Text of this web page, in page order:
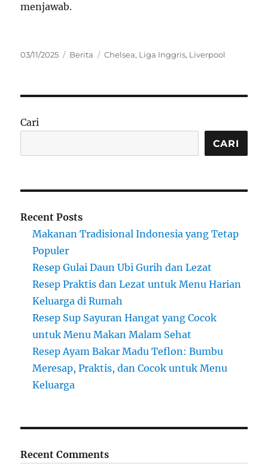
menjawab.
Posted
03/11/2025 Categories
Berita Tags
Chelsea, Liga Inggris, Liverpool
Cari
CARI
Recent Posts
Makanan Tradisional Indonesia yang Tetap
Populer
Resep Gulai Daun Ubi Gurih dan Lezat
Resep Praktis dan Lezat untuk Menu Harian
Keluarga di Rumah
Resep Sup Sayuran Hangat yang Cocok
untuk Menu Makan Malam Sehat
Resep Ayam Bakar Madu Teflon: Bumbu
Meresap, Praktis, dan Cocok untuk Menu
Keluarga
Recent Comments